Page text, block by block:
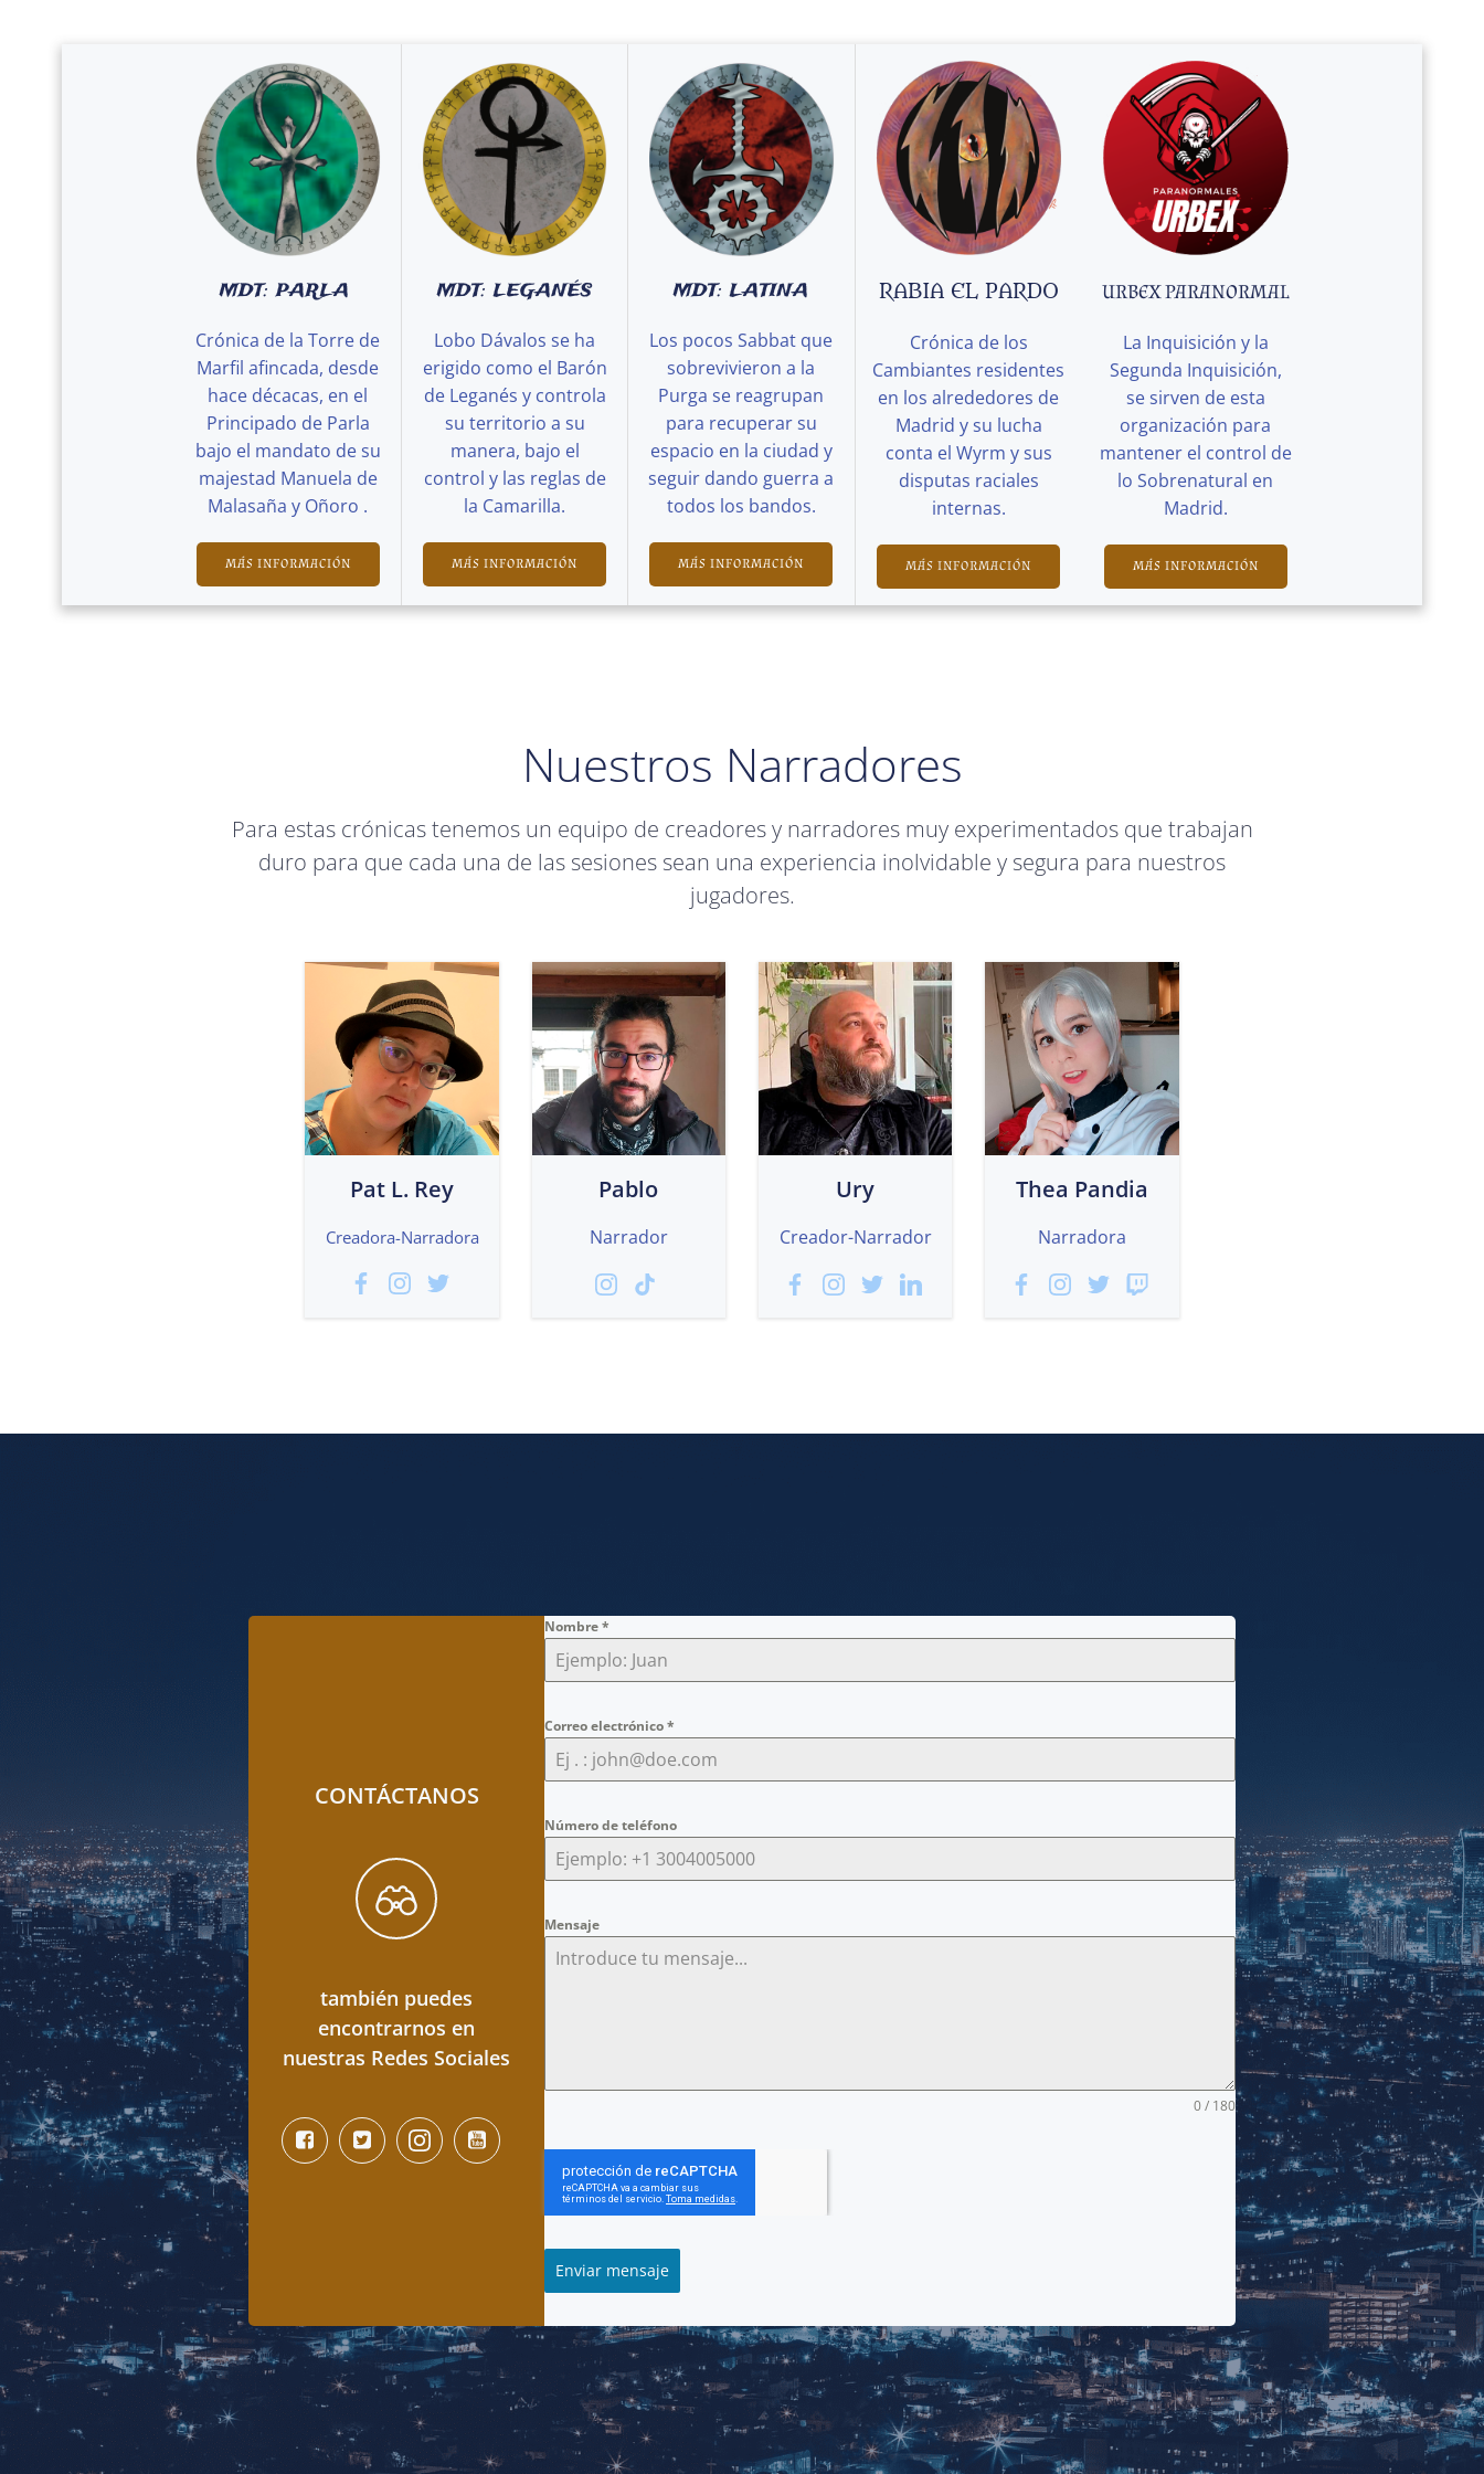
MDT: PARLA
Crónica de la Torre de
Marfil afincada, desde
hace décacas, en el
Principado de Parla
bajo el mandato de su
majestad Manuela de
Malasaña y Oñoro .
MÁS INFORMACIÓN
MDT: LEGANÉS
Lobo Dávalos se ha
erigido como el Barón
de Leganés y controla
su territorio a su
manera, bajo el
control y las reglas de
la Camarilla.
MÁS INFORMACIÓN
MDT: LATINA
Los pocos Sabbat que
sobrevivieron a la
Purga se reagrupan
para recuperar su
espacio en la ciudad y
seguir dando guerra a
todos los bandos.
MÁS INFORMACIÓN
RABIA EL PARDO
Crónica de los
Cambiantes residentes
en los alrededores de
Madrid y su lucha
conta el Wyrm y sus
disputas raciales
internas.
MÁS INFORMACIÓN
URBEX PARANORMAL
La Inquisición y la
Segunda Inquisición,
se sirven de esta
organización para
mantener el control de
lo Sobrenatural en
Madrid.
MÁS INFORMACIÓN
Nuestros Narradores
Para estas crónicas tenemos un equipo de creadores y narradores muy experimentados que trabajan
duro para que cada una de las sesiones sean una experiencia inolvidable y segura para nuestros
jugadores.
Pat L. Rey
Creadora-Narradora
Pablo
Narrador
Ury
Creador-Narrador
Thea Pandia
Narradora
CONTÁCTANOS
también puedes
encontrarnos en
nuestras Redes Sociales
Nombre*
Correo electrónico*
Número de teléfono
Mensaje
0 / 180
Enviar mensaje